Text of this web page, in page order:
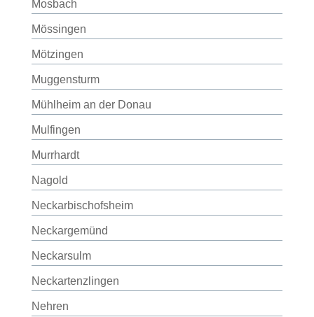
Mosbach
Mössingen
Mötzingen
Muggensturm
Mühlheim an der Donau
Mulfingen
Murrhardt
Nagold
Neckarbischofsheim
Neckargemünd
Neckarsulm
Neckartenzlingen
Nehren